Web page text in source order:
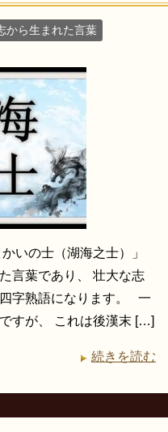
から生まれた言葉
いの士（湖海之士）」
言葉であり、 壮大な志
字熟語になります。 一
すが、 これは後漢末 […]
続きを読む